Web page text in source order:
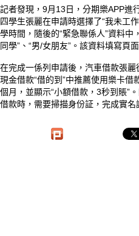
記者發現，9月13日，分期樂APP進
四學生張麗在申請時選擇了“我未工
學時間，隨後的“緊急聯係人”資料中
同學”、“男/女朋友”。該資料填寫頁
在完成一係列申請後，汽車借款張
現金借款“借的到”中推薦使用樂卡
個月，並顯示“小額借款，3秒到賬”
借款時，需要掃描身份証，完成實名